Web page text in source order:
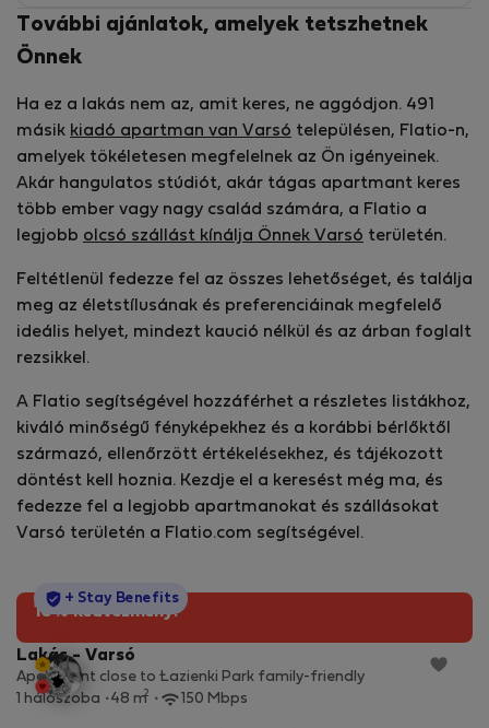
További ajánlatok, amelyek tetszhetnek
Önnek
Ha ez a lakás nem az, amit keres, ne aggódjon. 491
másik kiadó apartman van Varsó településen, Flatio-n,
amelyek tökéletesen megfelelnek az Ön igényeinek.
Akár hangulatos stúdiót, akár tágas apartmant keres
több ember vagy nagy család számára, a Flatio a
legjobb olcsó szállást kínálja Önnek Varsó területén.
Feltétlenül fedezze fel az összes lehetőséget, és találja
meg az életstílusának és preferenciáinak megfelelő
ideális helyet, mindezt kaució nélkül és az árban foglalt
rezsikkel.
A Flatio segítségével hozzáférhet a részletes listákhoz,
kiváló minőségű fényképekhez és a korábbi bérlőktől
származó, ellenőrzött értékelésekhez, és tájékozott
döntést kell hoznia. Kezdje el a keresést még ma, és
fedezze fel a legjobb apartmanokat és szállásokat
Varsó területén a Flatio.com segítségével.
10% kedvezmény!
StayProtection
+ Stay Benefits
Lakás - Varsó
Apartment close to Łazienki Park family-friendly
1 hálószoba
48 m2 150 Mbps